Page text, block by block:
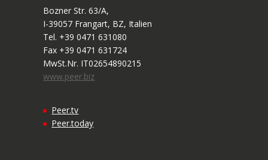
Bozner Str. 63/A,
I-39057 Frangart, BZ, Italien
Tel. +39 0471 631080
Fax +39 0471 631724
MwSt.Nr. IT02654890215
www.peer.biz
Peer.tv
Peer.today